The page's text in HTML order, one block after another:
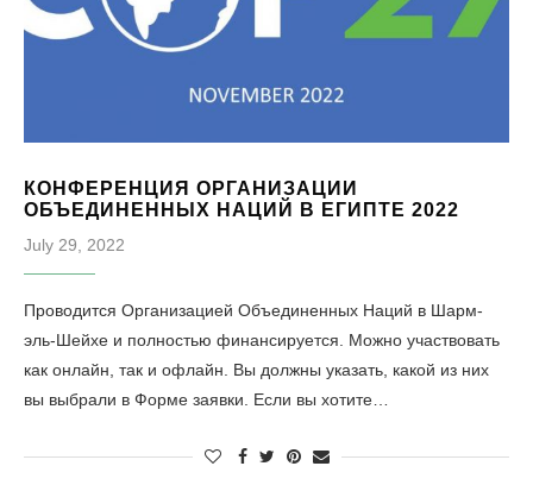
КОНФЕРЕНЦИЯ ОРГАНИЗАЦИИ
ОБЪЕДИНЕННЫХ НАЦИЙ В ЕГИПТЕ 2022
July 29, 2022
Проводится Организацией Объединенных Наций в Шарм-
эль-Шейхе и полностью финансируется. Можно участвовать
как онлайн, так и офлайн. Вы должны указать, какой из них
вы выбрали в Форме заявки. Если вы хотите…